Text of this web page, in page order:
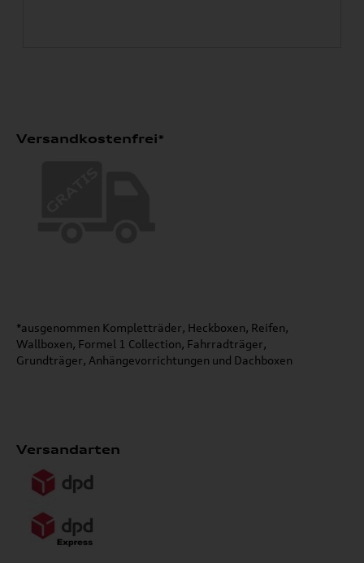
Versandkostenfrei*
*ausgenommen Kompletträder, Heckboxen, Reifen,
Wallboxen, Formel 1 Collection, Fahrradträger,
Grundträger, Anhängevorrichtungen und Dachboxen
Versandarten